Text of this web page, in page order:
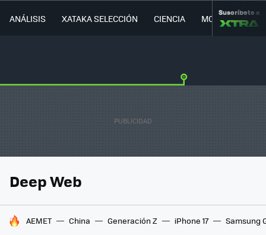
ANÁLISIS XATAKA SELECCIÓN CIENCIA MOVILIDAD
Suscríbete a
Deep Web
HOY SE HABLA DE
AEMET China Generación Z iPhone 17 Samsung